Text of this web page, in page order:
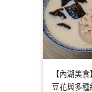
【內湖美
豆花與多